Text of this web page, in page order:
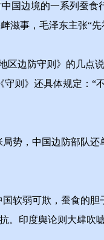
边境的一系列蚕食
滋事，毛泽东主张“
边防守则》的几点说
则》还具体规定：
，中国边防部队还
弱可欺，蚕食的胆
。印度舆论则大肆吹